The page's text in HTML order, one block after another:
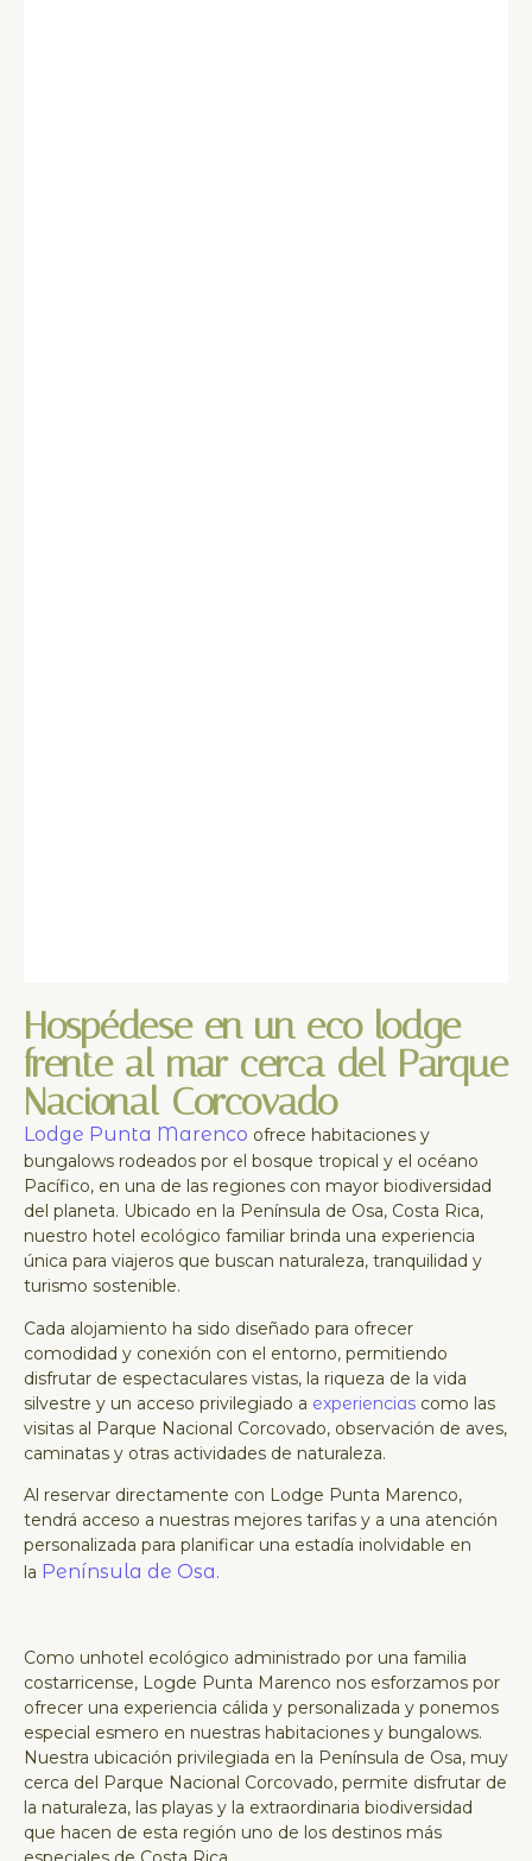
Hospédese en un eco lodge
frente al mar cerca del Parque
Nacional Corcovado
Lodge Punta Marenco ofrece habitaciones y
bungalows rodeados por el bosque tropical y el océano
Pacífico, en una de las regiones con mayor biodiversidad
del planeta. Ubicado en la Península de Osa, Costa Rica,
nuestro hotel ecológico familiar brinda una experiencia
única para viajeros que buscan naturaleza, tranquilidad y
turismo sostenible.
Cada alojamiento ha sido diseñado para ofrecer
comodidad y conexión con el entorno, permitiendo
disfrutar de espectaculares vistas, la riqueza de la vida
silvestre y un acceso privilegiado a experiencias como las
visitas al Parque Nacional Corcovado, observación de aves,
caminatas y otras actividades de naturaleza.
Al reservar directamente con Lodge Punta Marenco,
tendrá acceso a nuestras mejores tarifas y a una atención
personalizada para planificar una estadía inolvidable en
la Península de Osa.
Como unhotel ecológico administrado por una familia
costarricense, Logde Punta Marenco nos esforzamos por
ofrecer una experiencia cálida y personalizada y ponemos
especial esmero en nuestras habitaciones y bungalows.
Nuestra ubicación privilegiada en la Península de Osa, muy
cerca del Parque Nacional Corcovado, permite disfrutar de
la naturaleza, las playas y la extraordinaria biodiversidad
que hacen de esta región uno de los destinos más